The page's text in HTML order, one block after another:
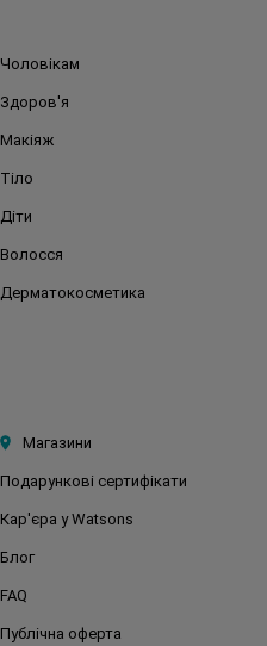
Чоловікам
Здоров'я
Макіяж
Тіло
Діти
Волосся
Дерматокосметика
Магазини
Подарункові сертифікати
Кар'єра у Watsons
Блог
FAQ
Публічна оферта